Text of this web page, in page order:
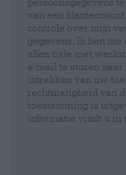
van een
controle over mijn
gegevens. Ik ben
allen tijde met
e-mail te sturen
intrekken van uw
rechtmatigheid van
toestemming is
informatie vindt u in